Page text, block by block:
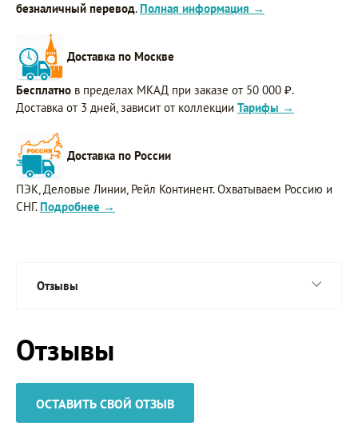
безналичный перевод. Полная информация →
Доставка по Москве
Бесплатно в пределах МКАД при заказе от 50 000 ₽.
Доставка от 3 дней, зависит от коллекции Тарифы →
Доставка по России
ПЭК, Деловые Линии, Рейл Континент. Охватываем Россию и
СНГ. Подробнее →
Отзывы
Отзывы
ОСТАВИТЬ СВОЙ ОТЗЫВ